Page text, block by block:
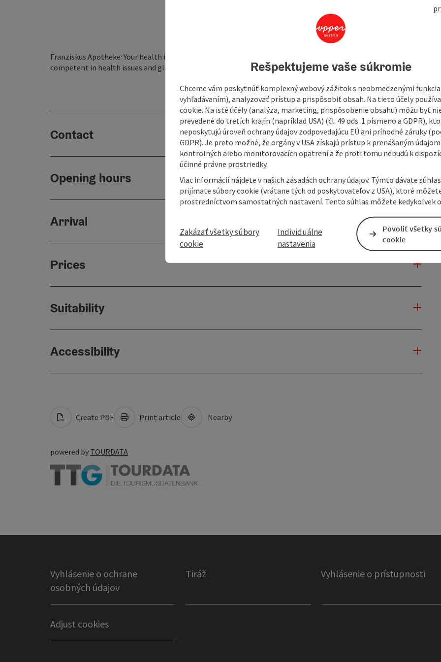
4600
Franziskus Apotheke: Your health is important to us! The team of the Franziskus Aphotheke is friendly and
competent in health issues and glad to be there for you with advice and assistance.
Contact
Opening hours
Arrival
Prices
Suitability
Accessibility
Create PDF Print article Nearby
powered by TOURDATA
Vyhlásenie o ochrane
osobných údajov
Tiráž Vyhlásenie o prístupnosti
Adjust cookies
Rešpektujeme vaše súkromie
Chceme vám poskytnúť komplexný webový zážitok s neobmedzenými
vyhľadávaním), analyzovať prístup a prispôsobiť obsah. Na tieto účely
cookie. Na isté účely (analýza, marketing, prispôsobenie obsahu) môžu byť
prevedené do tretích krajín (napríklad USA) (čl. 49 ods. 1 písmeno a GDPR),
neposkytujú úroveň ochrany údajov zodpovedajúcu EÚ ani príhodné záruky
GDPR). Je preto možné, že orgány v USA získajú prístup k prenášaným
kontrolných alebo monitorovacích opatrení a že proti tomu nebudú k
účinné právne prostriedky.
Viac informácií nájdete v našich zásadách ochrany údajov. Týmto dávate
prijímate súbory cookie (vrátane tých od poskytovateľov z USA), ktoré
prostredníctvom samostatných nastavení. Tento súhlas môžete kedykoľvek
Zakázať všetky súbory
cookie
Individuálne
nastavenia
Povoliť všetky
cookie